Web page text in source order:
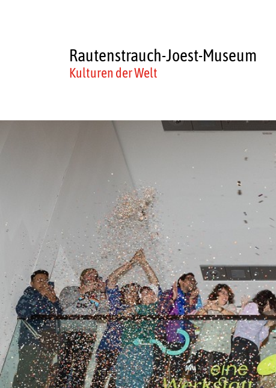
Rautenstrauch-Joest-Museum
Kulturen der Welt